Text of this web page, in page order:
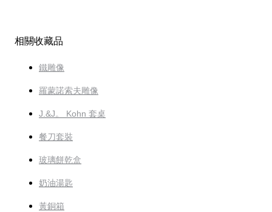
相關收藏品
鐵雕像
羅蒙諾索夫雕像
J.&J。 Kohn 套桌
餐刀套裝
玻璃餅乾盒
奶油湯匙
黃銅箱